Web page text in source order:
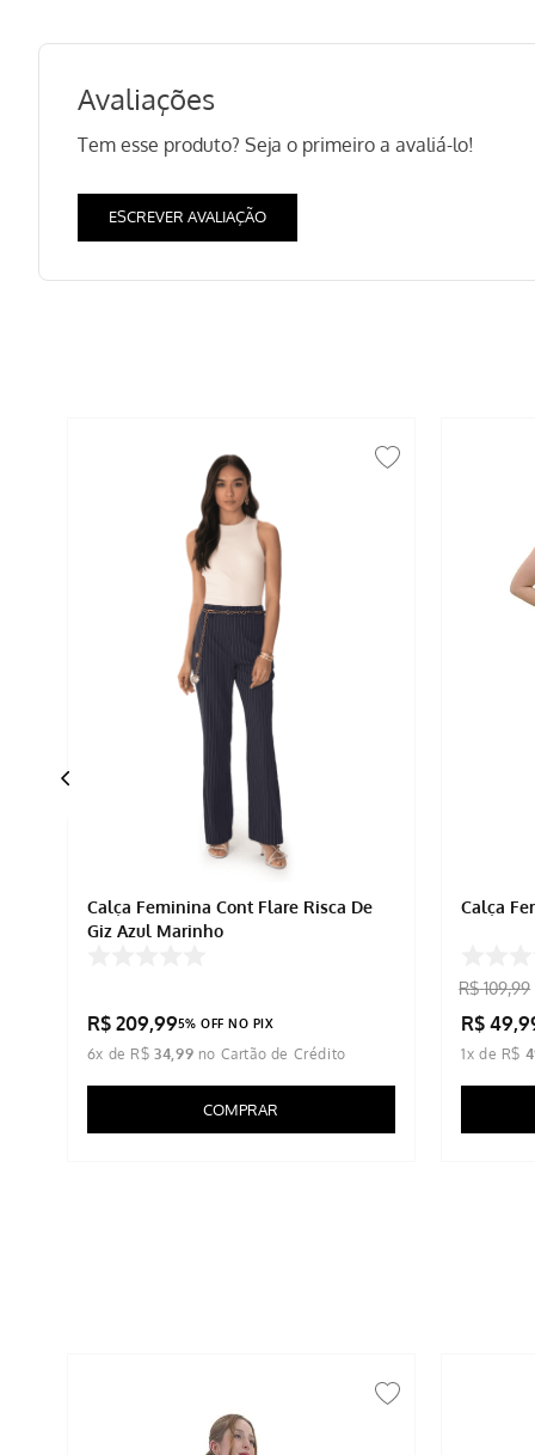
Avaliações
Tem esse produto? Seja o primeiro a avaliá-lo!
ESCREVER AVALIAÇÃO
Calça Feminina Cont Flare Risca De
Giz Azul Marinho
R$ 209,995% OFF NO PIX
6x de R$ 34 99
COMPRAR
Calça
R$ 109,99
R$ 49,
1x de R$